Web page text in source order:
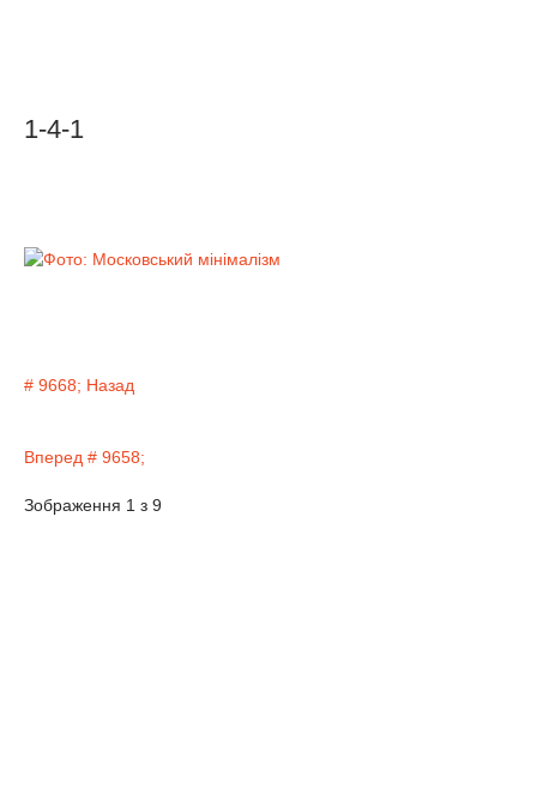
1-4-1
# 9668; Назад
Вперед # 9658;
Зображення 1 з 9